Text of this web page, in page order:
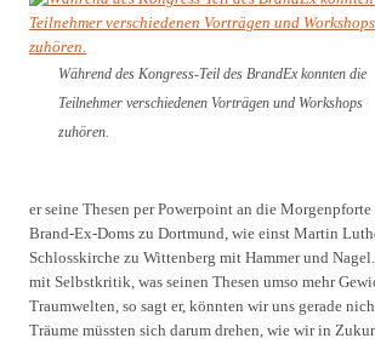
Während des Kongress-Teil des BrandEx konnten die
Teilnehmer verschiedenen Vorträgen und Workshops
zuhören.
er seine Thesen per Powerpoint an die
Brand-Ex-Doms zu Dortmund, wie einst Martin
Schlosskirche zu Wittenberg mit Hammer und
mit Selbstkritik, was seinen Thesen umso mehr
Traumwelten, so sagt er, könnten wir uns gerade
Träume müssten sich darum drehen, wie wir in